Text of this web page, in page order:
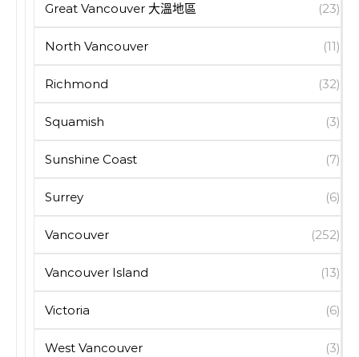
Great Vancouver 大溫地區 (23)
North Vancouver (11)
Richmond (32)
Squamish (3)
Sunshine Coast (7)
Surrey (6)
Vancouver (252)
Vancouver Island (13)
Victoria (6)
West Vancouver (3)